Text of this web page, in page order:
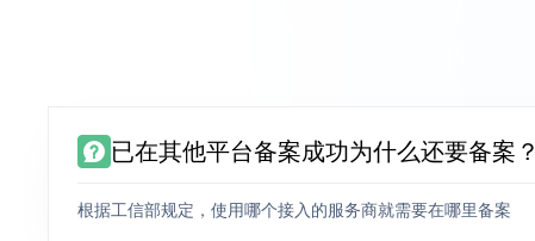
已在其他平台备案成功为什么还要备案？
根据工信部规定，使用哪个接入的服务商就需要在哪里备案